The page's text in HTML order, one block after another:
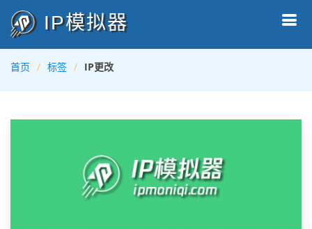
IP模拟器
首页 标签 IP更改